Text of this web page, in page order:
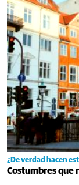
¿De verdad hacen
Costumbres que